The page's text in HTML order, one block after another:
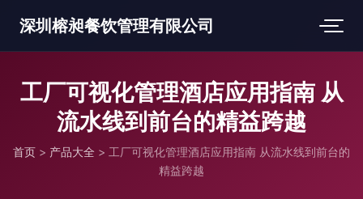
深圳榕昶餐饮管理有限公司
工厂可视化管理酒店应用指南 从
流水线到前台的精益跨越
首页 > 产品大全 > 工厂可视化管理酒店应用指南 从流水线到前台的
精益跨越